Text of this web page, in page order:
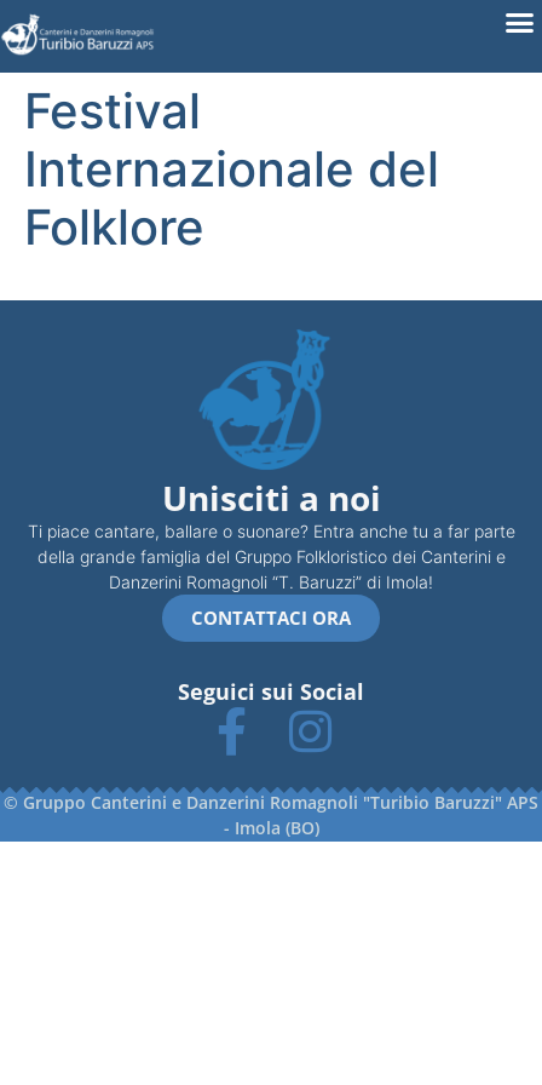
Festival
Internazionale del
Folklore
Unisciti a noi
Ti piace cantare, ballare o suonare? Entra anche tu a far parte
della grande famiglia del Gruppo Folkloristico dei Canterini e
Danzerini Romagnoli “T. Baruzzi” di Imola!
CONTATTACI ORA
Seguici sui Social
© Gruppo Canterini e Danzerini Romagnoli "Turibio Baruzzi" APS
- Imola (BO)